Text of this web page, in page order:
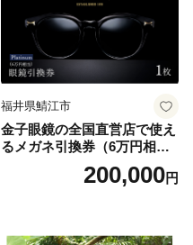
福井県鯖江市
金子眼鏡の全国直営店で使え
るメガネ引換券（6万円相
当） Platinum200,000円